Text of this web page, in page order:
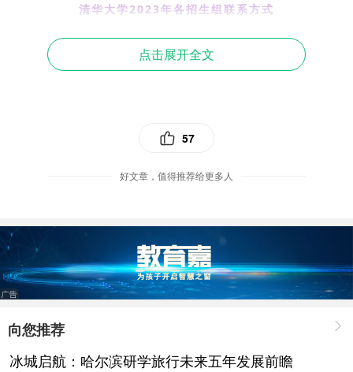
清华大学2023年各招生组联系方式
我们的招生教师
整个志愿填报期间
他们将为大家提供
最权威、最细致、最贴心的
点击展开全文
57
好文章，值得推荐给更多人
向您推荐
冰城启航：哈尔滨研学旅行未来五年发展前瞻